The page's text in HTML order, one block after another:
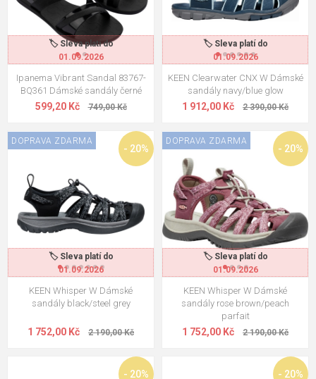
🏷️ Sleva platí do
01.09.2026
Ipanema Vibrant Sandal 83767-
BQ361 Dámské sandály černé
599,20 Kč 749,00 Kč
🏷️ Sleva platí do
01.09.2026
KEEN Clearwater CNX W Dámské
sandály navy/blue glow
1 912,00 Kč 2 390,00 Kč
🏷️ Sleva platí do
01.09.2026
- 20%
DOPRAVA ZDARMA
KEEN Whisper W Dámské
sandály black/steel grey
1 752,00 Kč 2 190,00 Kč
🏷️ Sleva platí do
01.09.2026
- 20%
DOPRAVA ZDARMA
KEEN Whisper W Dámské
sandály rose brown/peach
parfait
1 752,00 Kč 2 190,00 Kč
- 20% - 20%